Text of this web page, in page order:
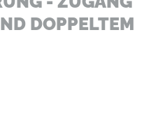
DOPPELTEM